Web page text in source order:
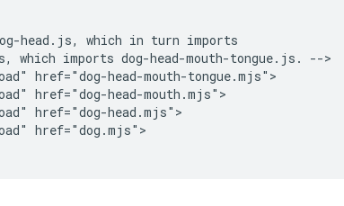
head.js, which in turn imports
which imports dog-head-mouth-tongue.js. -->
href="dog-head-mouth-tongue.mjs">
href="dog-head-mouth.mjs">
href="dog-head.mjs">
href="dog.mjs">